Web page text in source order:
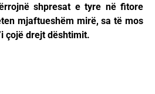
shpresat e tyre në fitore
mjaftueshëm mirë, sa të mos
çojë drejt dështimit.